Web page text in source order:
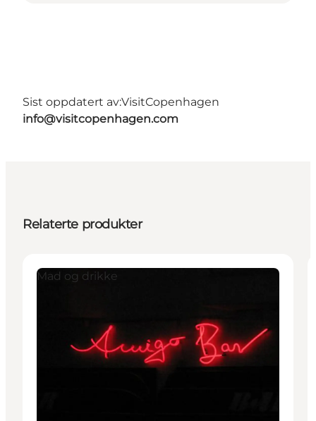
Sist oppdatert av:VisitCopenhagen
info@visitcopenhagen.com
Relaterte produkter
Mad og drikke